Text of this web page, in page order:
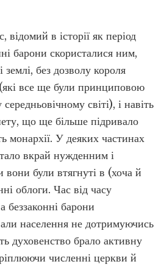
відомий в історії як період
барони скористалися ним,
без дозволу короля
все ще були принциповою
світі), і навіть
що ще більше підривало
монархії. У деяких частинах
вкрай нужденним і
вони були втягнуті в (хоча й
облоги. Час від часу
беззаконні барони
населення не дотримуючись
духовенство брало активну
численні церкви й